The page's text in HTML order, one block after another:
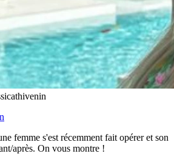
femme s'est récemment fait opérer et son
après. On vous montre !